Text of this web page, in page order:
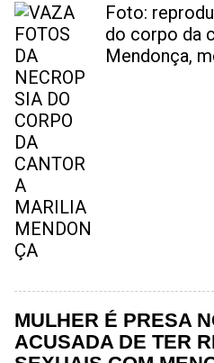
Foto:
do corpo da
Mendonça,
foram
divulgação
vendendo as
valor de
assessoria
Mendonça,
MULHER É PRESA
ACUSADA DE TER